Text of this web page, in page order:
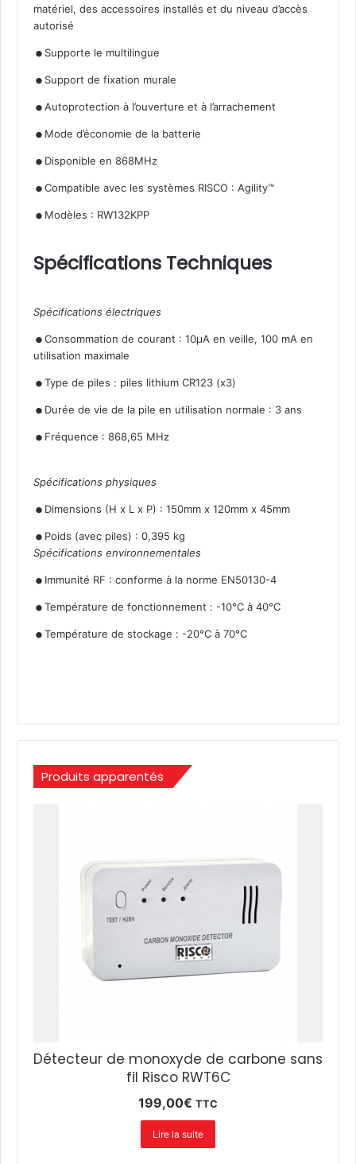
matériel, des accessoires installés et du niveau d’accès
autorisé
.Supporte le multilingue
. Support de fixation murale
.Autoprotection à l’ouverture et à l’arrachement
. Mode d’économie de la batterie
. Disponible en 868MHz
.Compatible avec les systèmes RISCO : Agility™
. Modèles : RW132KPP
Spécifications Techniques
Spécifications électriques
.Consommation de courant : 10µA en veille, 100 mA en
utilisation maximale
.Type de piles : piles lithium CR123 (x3)
. Durée de vie de la pile en utilisation normale : 3 ans
. Fréquence : 868,65 MHz
Spécifications physiques
.Dimensions (H x L x P) : 150mm x 120mm x 45mm
. Poids (avec piles) : 0,395 kg
Spécifications environnementales
.Immunité RF : conforme à la norme EN50130-4
.Température de fonctionnement : -10°C à 40°C
.Température de stockage : -20°C à 70°C
Produits apparentés
Détecteur de monoxyde de carbone sans
fil Risco RWT6C
199,00€ TTC
Lire la suite